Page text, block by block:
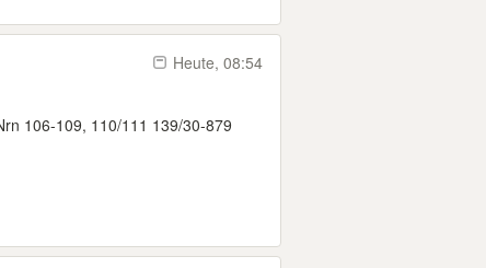
Heute, 08:54
106-109, 110/111 139/30-879